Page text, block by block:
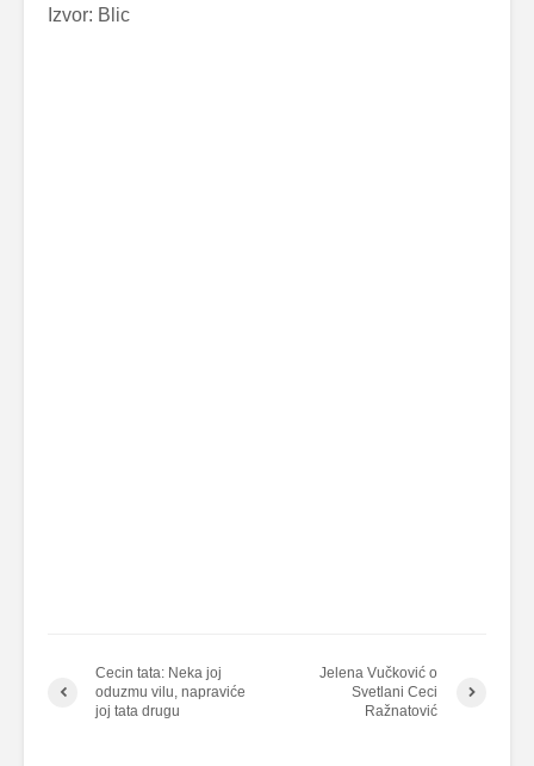
Izvor: Blic
Cecin tata: Neka joj
oduzmu vilu, napraviće
joj tata drugu
Jelena Vučković o
Svetlani Ceci
Ražnatović